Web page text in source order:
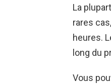
La
rares
heures.
long du
Vous